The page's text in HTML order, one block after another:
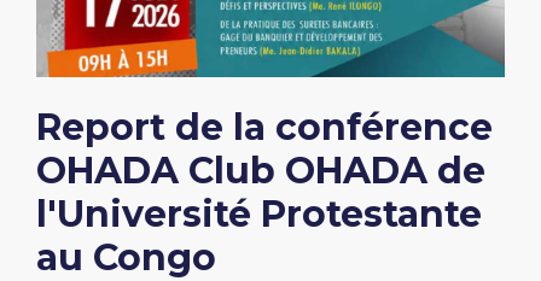
Report de la conférence
OHADA Club OHADA de
l'Université Protestante
au Congo